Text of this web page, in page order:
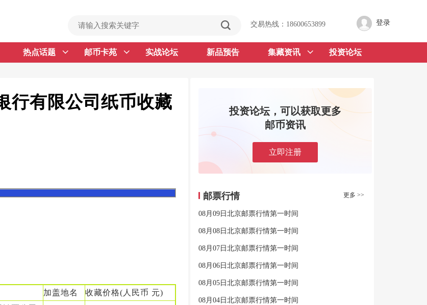
登录
交易热线：18600653899
首 页
钱币行情
新品预告
热点话题 邮币卡苑 实战论坛 新品预告 集藏资讯 投资论坛
行有限公司纸币收藏
加盖地名
收藏价格(人民币 元)
投资论坛，可以获取更多
邮币资讯
立即注册
邮票行情 更多 >>
08月09日北京邮票行情第一时间
08月08日北京邮票行情第一时间
08月07日北京邮票行情第一时间
08月06日北京邮票行情第一时间
08月05日北京邮票行情第一时间
08月04日北京邮票行情第一时间